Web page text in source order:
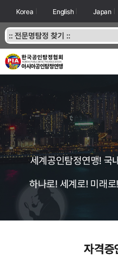
Korea English Japan
세계공인탐정연맹! 국
하나로! 세계로! 미래
자격증